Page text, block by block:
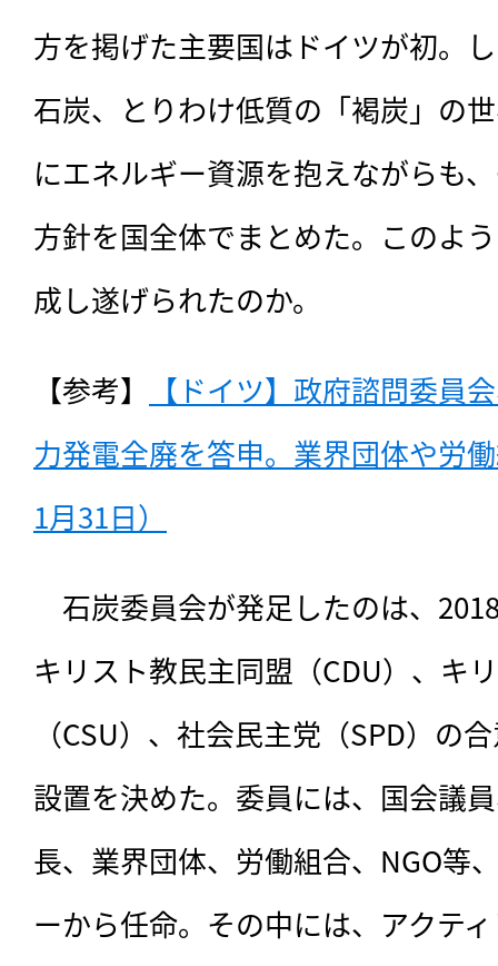
方を掲げた主要国はドイツが初。
石炭、とりわけ低質の「褐炭」の
にエネルギー資源を抱えながらも
方針を国全体でまとめた。このよ
成し遂げられたのか。
【参考】
【ドイツ】政府諮問委員
力発電全廃を答申。業界団体や労
1月31日）
石炭委員会が発足したのは、
キリスト教民主同盟（CDU）、キ
（CSU）、社会民主党（SPD）の
設置を決めた。委員には、国会議
長、業界団体、労働組合、NGO等
ーから任命。その中には、アクテ